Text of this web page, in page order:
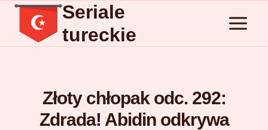
Przejdź
treści
Seriale
tureckie
Złoty chłopak odc. 292:
Zdrada! Abidin odkrywa